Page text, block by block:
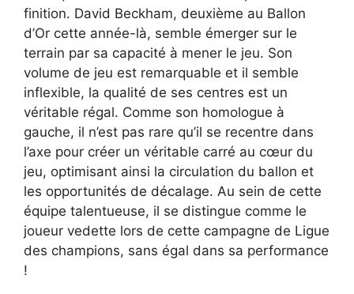
finition. David Beckham, deuxième au Ballon
d’Or cette année-là, semble émerger sur le
terrain par sa capacité à mener le jeu. Son
volume de jeu est remarquable et il semble
inflexible, la qualité de ses centres est un
véritable régal. Comme son homologue à
gauche, il n’est pas rare qu’il se recentre dans
l’axe pour créer un véritable carré au cœur du
jeu, optimisant ainsi la circulation du ballon et
les opportunités de décalage. Au sein de cette
équipe talentueuse, il se distingue comme le
joueur vedette lors de cette campagne de Ligue
des champions, sans égal dans sa performance
!